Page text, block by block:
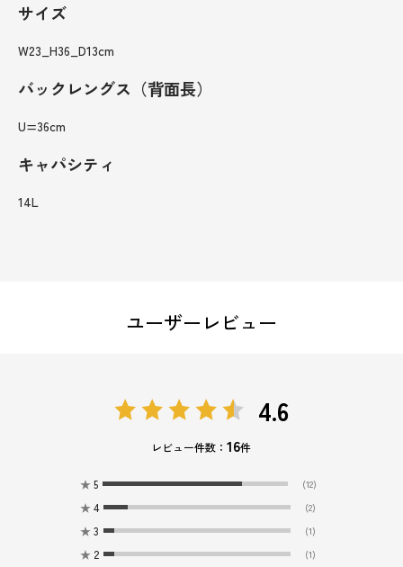
サイズ
W23_H36_D13cm
バックレングス（背面長）
U=36cm
キャパシティ
14L
ユーザーレビュー
4.6
レビュー件数：16件
★ 5 (12)
★ 4 (2)
★ 3 (1)
★ 2 (1)